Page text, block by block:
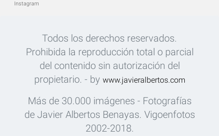
Instagram
Todos los derechos reservados.
Prohibida la reproducción total o parcial
del contenido sin autorización del
propietario. - by www.javieralbertos.com
Más de 30.000 imágenes - Fotografías
de Javier Albertos Benayas. Vigoenfotos
2002-2018.